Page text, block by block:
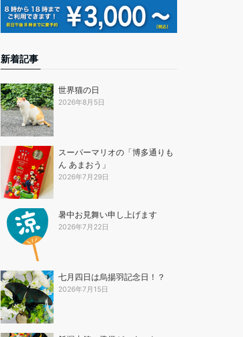
新着記事
世界猫の日
2026年8月5日
スーパーマリオの「博多通りも
ん あまおう」
2026年7月29日
暑中お見舞い申し上げます
2026年7月22日
七月四日は烏揚羽記念日！？
2026年7月15日